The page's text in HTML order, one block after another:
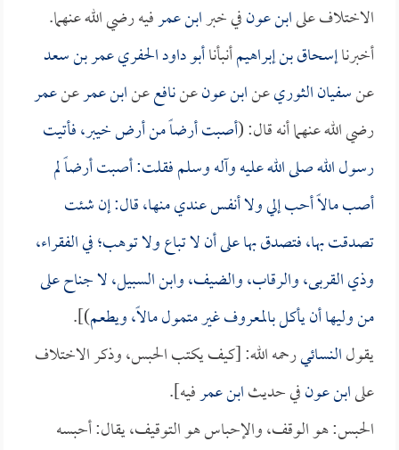
الاختلاف علىابن عونفي خبرابن عمرفيه رضي الله عنهما.
أخبرناإسحاق بن إبراهيمأنبأناأبو داود الحفري عمر بن سعد
عنسفيان الثوريعنابن عونعننافععنابن عمرعنعمر
رضي الله عنهما أنه قال: (أصبت أرضاً من أرض خيبر، فأتيت
رسول الله صلى الله عليه وآله وسلم فقلت: أصبت أرضاً لم
أصب مالاً أحب إلي ولا أنفس عندي منها، قال: إن شئت
تصدقت بها، فتصدق بها على أن لا تباع ولا توهب؛ في الفقراء،
وذي القربى، والرقاب، والضيف، وابن السبيل، لا جناح على
من وليها أن يأكل بالمعروف غير متمول مالاً، ويطعم)].
يقولالنسائيرحمه الله: [كيف يكتب الحبس، وذكر الاختلاف
علىابن عونفي حديثابن عمرفيه].
الحبس: هو الوقف، والإحباس هو التوقيف، يقال: أحبسه